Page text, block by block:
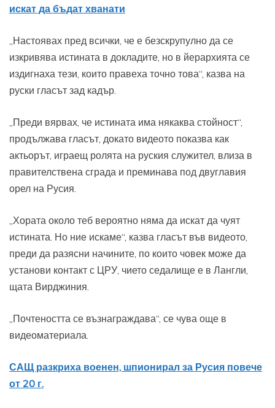
искат да бъдат хванати
„Настоявах пред всички, че е безскрупулно да се
изкривява истината в докладите, но в йерархията се
издигнаха тези, които правеха точно това“, казва на
руски гласът зад кадър.
„Преди вярвах, че истината има някаква стойност“,
продължава гласът, докато видеото показва как
актьорът, играещ ролята на руския служител, влиза в
правителствена сграда и преминава под двуглавия
орел на Русия.
„Хората около теб вероятно няма да искат да чуят
истината. Но ние искаме“, казва гласът във видеото,
преди да разясни начините, по които човек може да
установи контакт с ЦРУ, чието седалище е в Лангли,
щата Вирджиния.
„Почтеността се възнаграждава“, се чува още в
видеоматериала.
САЩ разкриха военен, шпионирал за Русия повече
от 20 г.